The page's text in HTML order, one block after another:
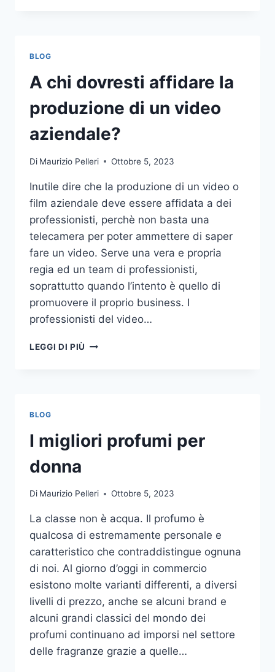
NELLE
SCOMMESSE
SPORTIVE
ONLINE
BLOG
A chi dovresti affidare la
produzione di un video
aziendale?
Di Maurizio Pelleri Ottobre 5, 2023
Inutile dire che la produzione di un video o
film aziendale deve essere affidata a dei
professionisti, perchè non basta una
telecamera per poter ammettere di saper
fare un video. Serve una vera e propria
regia ed un team di professionisti,
soprattutto quando l’intento è quello di
promuovere il proprio business. I
professionisti del video…
LEGGI DI PIÙ
VIDEO
BLOG
I migliori profumi per
donna
Di Maurizio Pelleri Ottobre 5, 2023
La classe non è acqua. Il profumo è
qualcosa di estremamente personale e
caratteristico che contraddistingue ognuna
di noi. Al giorno d’oggi in commercio
esistono molte varianti differenti, a diversi
livelli di prezzo, anche se alcuni brand e
alcuni grandi classici del mondo dei
profumi continuano ad imporsi nel settore
delle fragranze grazie a quelle…